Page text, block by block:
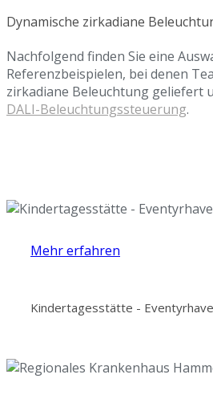
Dynamische zirkadiane
Nachfolgend finden Sie eine
Referenzbeispielen, bei denen
zirkadiane Beleuchtung geliefert
DALI-Beleuchtungssteuerung.
Mehr erfahren
Kindertagesstätte -